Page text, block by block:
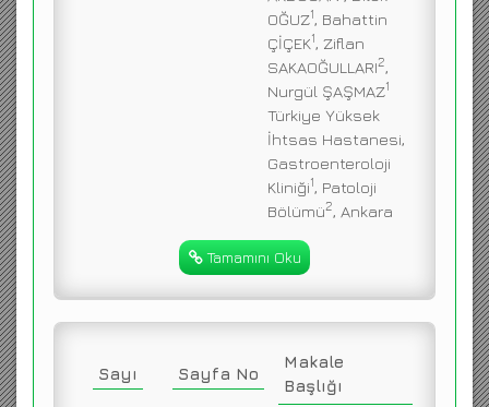
OĞUZ1, Bahattin
ÇİÇEK1, Ziflan
SAKAOĞULLARI2,
Nurgül ŞAŞMAZ1
Türkiye Yüksek
İhtsas Hastanesi,
Gastroenteroloji
Kliniği1, Patoloji
Bölümü2, Ankara
Tamamını Oku
Sayı Sayfa No
Makale
Başlığı